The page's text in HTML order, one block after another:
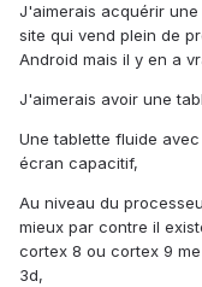
J'aimerais acquérir
site qui vend plein de
Android mais il y en a
J'aimerais avoir une
Une tablette fluide
écran capacitif,
Au niveau du
mieux par contre il
cortex 8 ou cortex 9
3d,